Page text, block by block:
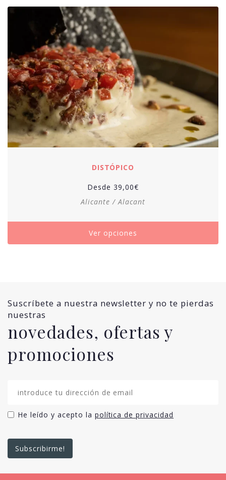
DISTÓPICO
Desde 39,00€
Alicante / Alacant
Ver opciones
Suscríbete a nuestra newsletter y no te pierdas
nuestras
novedades, ofertas y
promociones
He leído y acepto la política de privacidad